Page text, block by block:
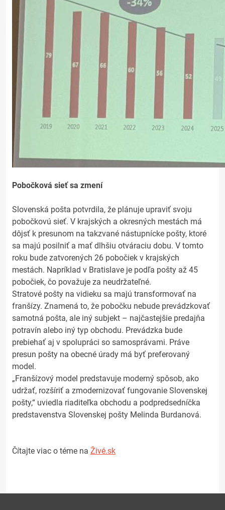
Pobočková sieť sa zmení
Slovenská pošta potvrdila, že plánuje upraviť svoju
pobočkovú sieť. V krajských a okresných mestách má
dôjsť k presunom na takzvané nástupnícke pošty, ktoré
sa majú posilniť a mať dlhšiu otváraciu dobu. V tomto
roku bude zatvorených 26 pobočiek v krajských
mestách. Napríklad v Bratislave je podľa pošty až 45
pobočiek, čo považuje za neudržateľné.
Stratové pošty na vidieku sa majú transformovať na
franšízy. Znamená to, že pobočku nebude prevádzkovať
samotná pošta, ale iný subjekt – najčastejšie predajňa
potravín alebo iný typ obchodu. Prevádzka bude
prebiehať aj v spolupráci so samosprávami. Práve
presun pošty na obecné úrady má byť preferovaný
model.
„Franšízový model predstavuje moderný spôsob, ako
udržať, rozšíriť a zmodernizovať fungovanie Slovenskej
pošty,“ uviedla riaditeľka obchodu a podpredsedníčka
predstavenstva Slovenskej pošty Melinda Burdanová.
Čítajte viac o téme na Živé.sk